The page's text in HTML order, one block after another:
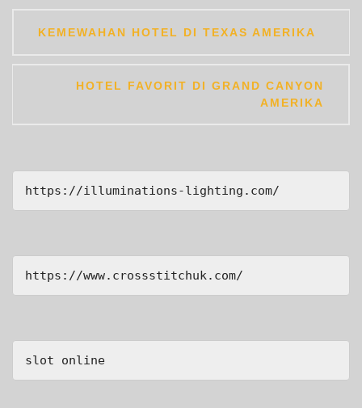
navigation
KEMEWAHAN HOTEL DI TEXAS AMERIKA
HOTEL FAVORIT DI GRAND CANYON
AMERIKA
https://illuminations-lighting.com/
https://www.crossstitchuk.com/
slot online